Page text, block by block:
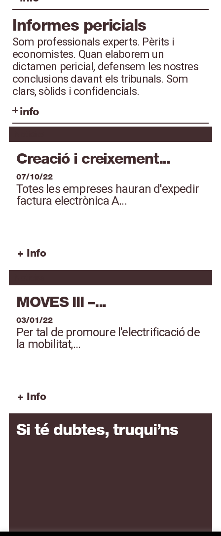
Informes pericials
Som professionals experts. Pèrits i
economistes. Quan elaborem un
dictamen pericial, defensem les nostres
conclusions davant els tribunals. Som
clars, sòlids i confidencials.
info
Creació i creixement...
07/10/22
Totes les empreses hauran d'expedir
factura electrònica A...
+ Info
MOVES III –...
03/01/22
Per tal de promoure l'electrificació de
la mobilitat,...
+ Info
Si té dubtes, truqui’ns